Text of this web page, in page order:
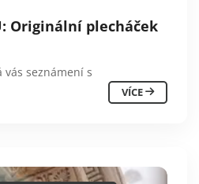
Originální plecháček
vás seznámení s
VÍCE